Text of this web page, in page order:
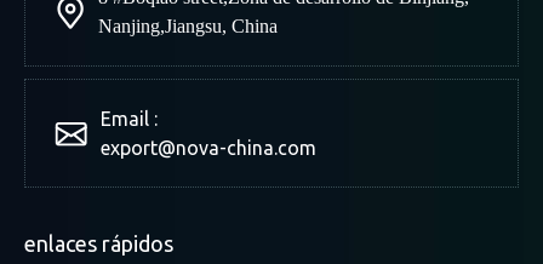
Nanjing,Jiangsu, China
Email :
export@nova-china.com
enlaces rápidos